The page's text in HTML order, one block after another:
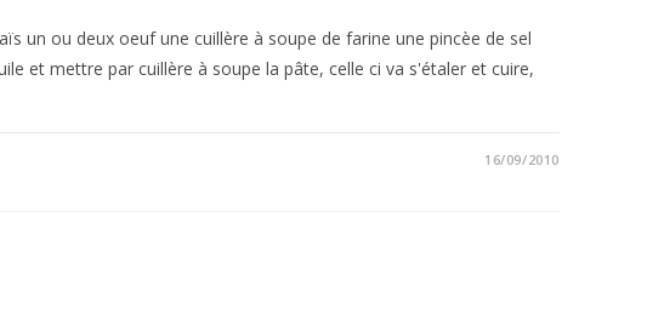
un ou deux oeuf une cuillère à soupe de farine une pincèe de sel
et mettre par cuillère à soupe la pâte, celle ci va s'étaler et cuire,
16/09/2010